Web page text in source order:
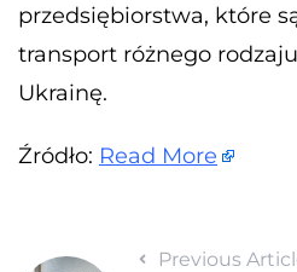
przedsiębiorstwa, które
transport różnego
Ukrainę.
Źródło: Read More
Previous